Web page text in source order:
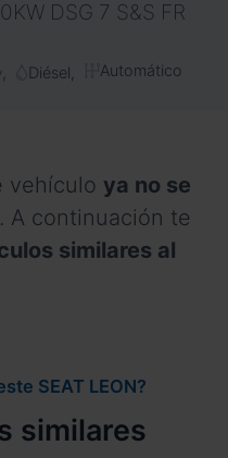
DSG 7 S&S FR
Diésel Automático
vehículo ya no se
. A continuación te
similares al
SEAT LEON?
similares